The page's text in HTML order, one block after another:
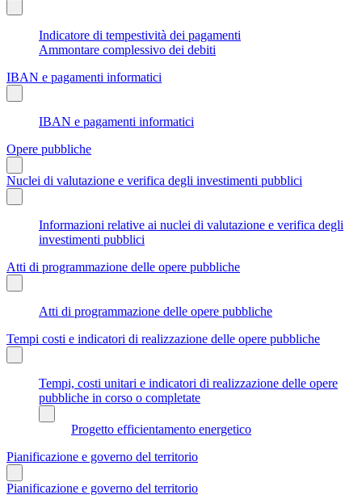
Indicatore di tempestività dei pagamenti
Ammontare complessivo dei debiti
IBAN e pagamenti informatici
IBAN e pagamenti informatici
Opere pubbliche
Nuclei di valutazione e verifica degli investimenti pubblici
Informazioni relative ai nuclei di valutazione e verifica degli
investimenti pubblici
Atti di programmazione delle opere pubbliche
Atti di programmazione delle opere pubbliche
Tempi costi e indicatori di realizzazione delle opere pubbliche
Tempi, costi unitari e indicatori di realizzazione delle opere
pubbliche in corso o completate
Progetto efficientamento energetico
Pianificazione e governo del territorio
Pianificazione e governo del territorio